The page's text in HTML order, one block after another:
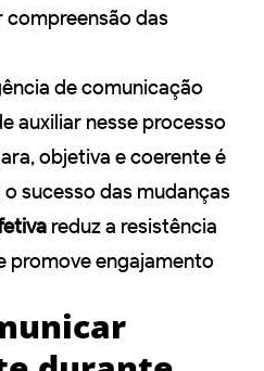
compreensão das
de comunicação
auxiliar nesse processo
objetiva e coerente é
sucesso das mudanças
reduz a resistência
promove engajamento